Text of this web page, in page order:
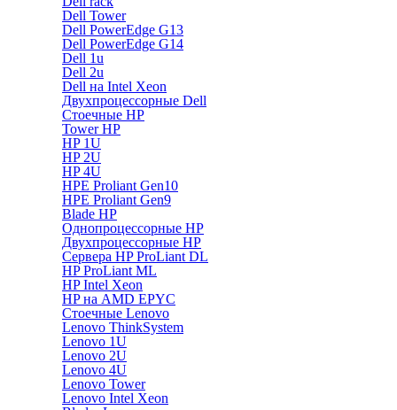
Dell Tower
Dell PowerEdge G13
Dell PowerEdge G14
Dell 1u
Dell 2u
Dell на Intel Xeon
Двухпроцессорные Dell
Стоечные HP
Tower HP
HP 1U
HP 2U
HP 4U
HPE Proliant Gen10
HPE Proliant Gen9
Blade HP
Однопроцессорные HP
Двухпроцессорные HP
Сервера HP ProLiant DL
HP ProLiant ML
HP Intel Xeon
HP на AMD EPYC
Стоечные Lenovo
Lenovo ThinkSystem
Lenovo 1U
Lenovo 2U
Lenovo 4U
Lenovo Tower
Lenovo Intel Xeon